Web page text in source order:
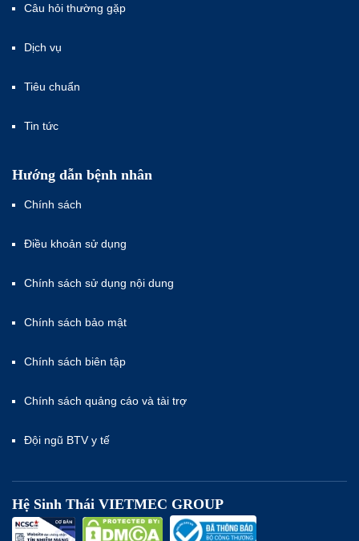
Câu hỏi thường gặp
Dịch vụ
Tiêu chuẩn
Tin tức
Hướng dẫn bệnh nhân
Chính sách
Điều khoản sử dụng
Chính sách sử dụng nội dung
Chính sách bảo mật
Chính sách biên tập
Chính sách quảng cáo và tài trợ
Đội ngũ BTV y tế
Hệ Sinh Thái VIETMEC GROUP